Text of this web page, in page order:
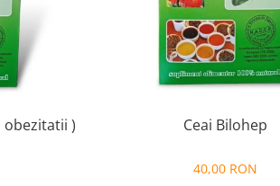
obezitatii ) Ceai Bilohep
40,00 RON